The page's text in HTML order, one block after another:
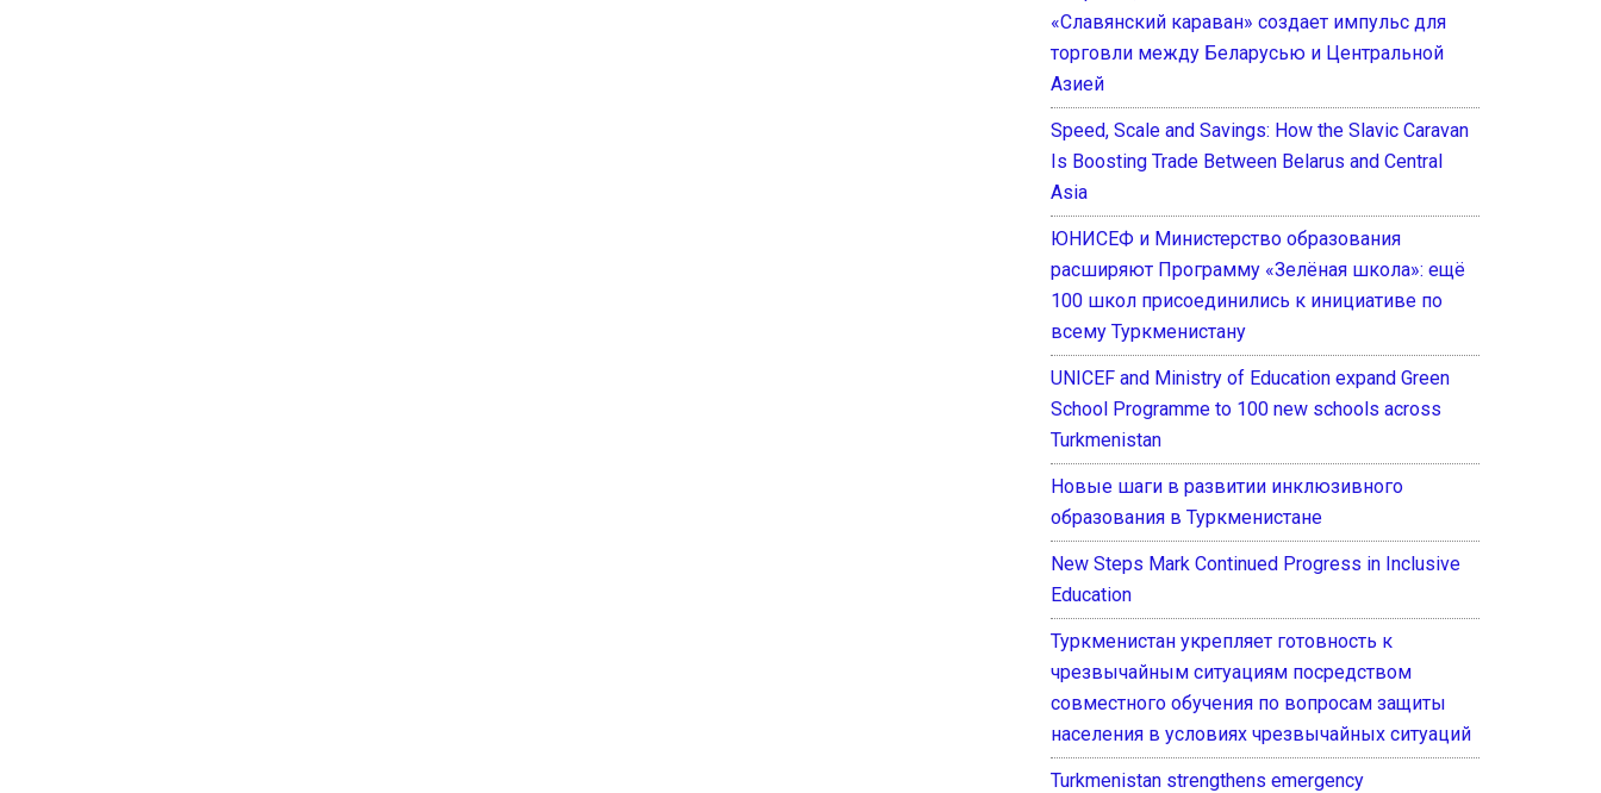
«Славянский караван» создает импульс для
торговли между Беларусью и Центральной
Азией
Speed, Scale and Savings: How the Slavic Caravan
Is Boosting Trade Between Belarus and Central
Asia
ЮНИСЕФ и Министерство образования
расширяют Программу «Зелёная школа»: ещё
100 школ присоединились к инициативе по
всему Туркменистану
UNICEF and Ministry of Education expand Green
School Programme to 100 new schools across
Turkmenistan
Новые шаги в развитии инклюзивного
образования в Туркменистане
New Steps Mark Continued Progress in Inclusive
Education
Туркменистан укрепляет готовность к
чрезвычайным ситуациям посредством
совместного обучения по вопросам защиты
населения в условиях чрезвычайных ситуаций
Turkmenistan strengthens emergency